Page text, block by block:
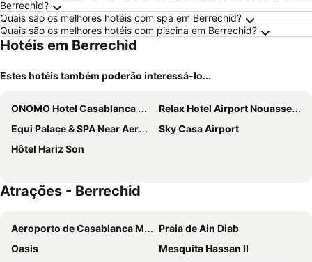
Berrechid?
Quais são os melhores hotéis com spa em Berrechid?
Quais são os melhores hotéis com piscina em Berrechid?
Hotéis em Berrechid
Estes hotéis também poderão interessá-lo...
ONOMO Hotel Casablanca Airport
Relax Hotel Airport Nouasseur
Equi Palace & SPA Near Aeroport
Sky Casa Airport
Hôtel Hariz Son
Atrações - Berrechid
Aeroporto de Casablanca Mohammed V
Praia de Ain Diab
Oasis
Mesquita Hassan II